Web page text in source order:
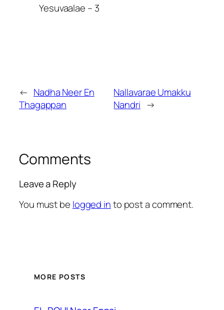
Yesuvaalae – 3
← Nadha Neer En
Thagappan
Nallavarae Umakku
Nandri →
Comments
Leave a Reply
You must be logged into post a comment.
MORE POSTS